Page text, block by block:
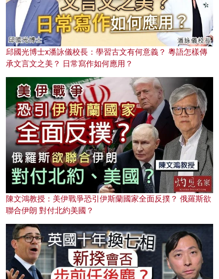
邱國光博士x潘詠儀校長：學習古文有何意義？ 粵語怎樣傳
承文言文之美？ 日常寫作如何應用？
陳文鴻教授：美伊戰爭恐引伊斯蘭國家全面反撲？ 俄羅斯欲
聯合伊朗 對付北約美國？